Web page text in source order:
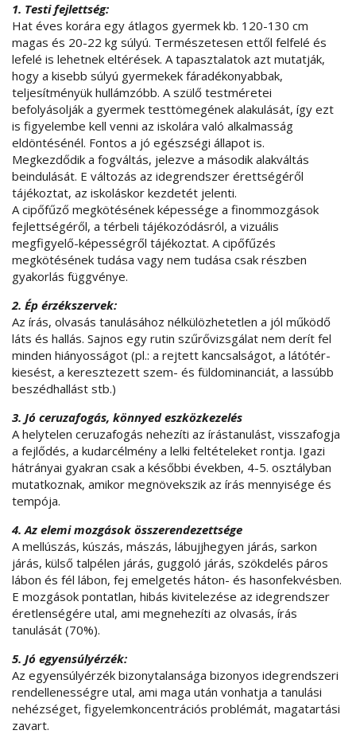
1. Testi fejlettség:
Hat éves korára egy átlagos gyermek kb. 120-130 cm
magas és 20-22 kg súlyú. Természetesen ettől felfelé és
lefelé is lehetnek eltérések. A tapasztalatok azt mutatják,
hogy a kisebb súlyú gyermekek fáradékonyabbak,
teljesítményük hullámzóbb. A szülő testméretei
befolyásolják a gyermek testtömegének alakulását, így ezt
is figyelembe kell venni az iskolára való alkalmasság
eldöntésénél. Fontos a jó egészségi állapot is.
Megkezdődik a fogváltás, jelezve a második alakváltás
beindulását. E változás az idegrendszer érettségéről
tájékoztat, az iskoláskor kezdetét jelenti.
A cipőfűző megkötésének képessége a finommozgások
fejlettségéről, a térbeli tájékozódásról, a vizuális
megfigyelő-képességről tájékoztat. A cipőfűzés
megkötésének tudása vagy nem tudása csak részben
gyakorlás függvénye.
2. Ép érzékszervek:
Az írás, olvasás tanulásához nélkülözhetetlen a jól működő
láts és hallás. Sajnos egy rutin szűrővizsgálat nem derít fel
minden hiányosságot (pl.: a rejtett kancsalságot, a látótér-
kiesést, a keresztezett szem- és füldominanciát, a lassúbb
beszédhallást stb.)
3. Jó ceruzafogás, könnyed eszközkezelés
A helytelen ceruzafogás nehezíti az írástanulást, visszafogja
a fejlődés, a kudarcélmény a lelki feltételeket rontja. Igazi
hátrányai gyakran csak a későbbi években, 4-5. osztályban
mutatkoznak, amikor megnövekszik az írás mennyisége és
tempója.
4. Az elemi mozgások összerendezettsége
A mellúszás, kúszás, mászás, lábujjhegyen járás, sarkon
járás, külső talpélen járás, guggoló járás, szökdelés páros
lábon és fél lábon, fej emelgetés háton- és hasonfekvésben.
E mozgások pontatlan, hibás kivitelezése az idegrendszer
éretlenségére utal, ami megnehezíti az olvasás, írás
tanulását (70%).
5. Jó egyensúlyérzék:
Az egyensúlyérzék bizonytalansága bizonyos idegrendszeri
rendellenességre utal, ami maga után vonhatja a tanulási
nehézséget, figyelemkoncentrációs problémát, magatartási
zavart.